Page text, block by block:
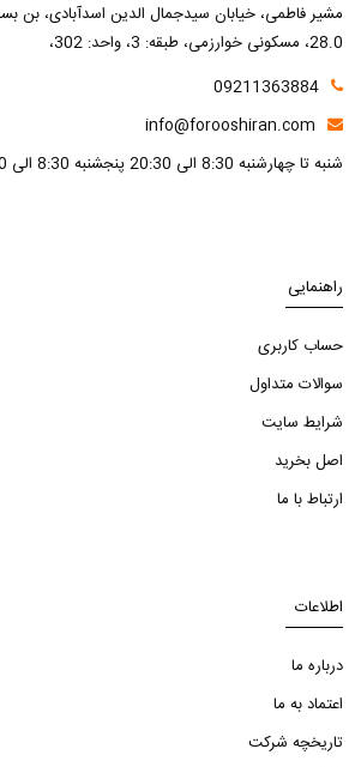
28.0، مسکونی خوارزمی، طبقه: 3، واحد: 302،
09211363884
info@forooshiran.com
شنبه تا چهارشنبه 8:30 الی 20:30 پنجشنبه 8:30 الی 12:30
راهنمایی
حساب کاربری
سوالات متداول
شرایط سایت
اصل بخرید
ارتباط با ما
اطلاعات
درباره ما
اعتماد به ما
تاریخچه شرکت